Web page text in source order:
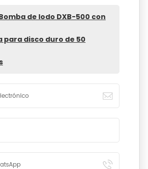
de lodo DXB-500 con
para disco duro de 50